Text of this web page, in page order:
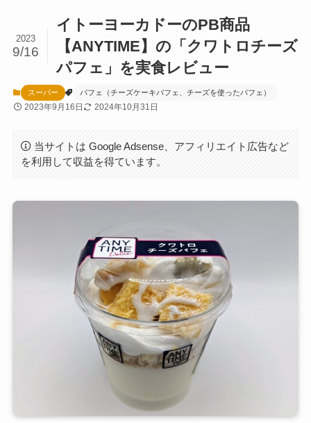
イトーヨーカドーのPB商品
【ANYTIME】の「クワトロチーズ
パフェ」を実食レビュー
2023
9/16
スーパー パフェ（チーズケーキパフェ、チーズを使ったパフェ）
2023年9月16日 2024年10月31日
当サイトは Google Adsense、アフィリエイト広告など
を利用して収益を得ています。